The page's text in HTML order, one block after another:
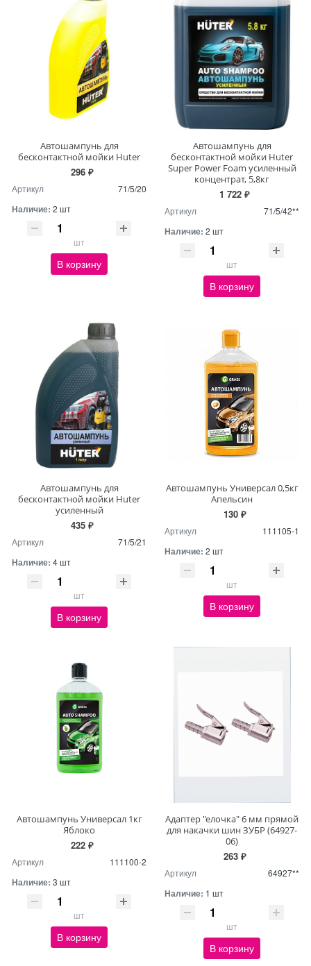
Автошампунь для
бесконтактной мойки Huter
296 ₽
Артикул 71/5/20
Наличие: 2 шт
шт
В корзину
Автошампунь для
бесконтактной мойки Huter
Super Power Foam усиленный
концентрат, 5,8кг
1 722 ₽
Артикул 71/5/42**
Наличие: 2 шт
шт
В корзину
Автошампунь для
бесконтактной мойки Huter
усиленный
435 ₽
Артикул 71/5/21
Наличие: 4 шт
шт
В корзину
Автошампунь Универсал 0,5кг
Апельсин
130 ₽
Артикул 111105-1
Наличие: 2 шт
шт
В корзину
Автошампунь Универсал 1кг
Яблоко
222 ₽
Артикул 111100-2
Наличие: 3 шт
шт
В корзину
Адаптер "елочка" 6 мм прямой
для накачки шин ЗУБР (64927-
06)
263 ₽
Артикул 64927**
Наличие: 1 шт
шт
В корзину